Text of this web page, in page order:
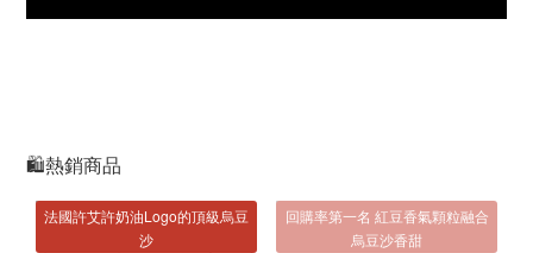
🛍熱銷商品
法國許艾許奶油Logo的頂級烏豆
沙
回購率第一名 紅豆香氣顆粒融合
烏豆沙香甜